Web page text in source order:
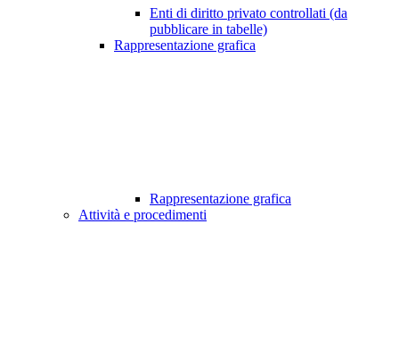
Enti di diritto privato controllati (da
pubblicare in tabelle)
Rappresentazione grafica
Rappresentazione grafica
Attività e procedimenti